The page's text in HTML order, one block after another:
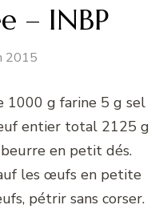
– INBP
2015
1000 g farine 5 g sel
entier total 2125 g
en petit dés.
les œufs en petite
pétrir sans corser.